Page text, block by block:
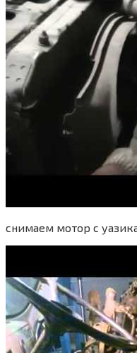
снимаем мотор с